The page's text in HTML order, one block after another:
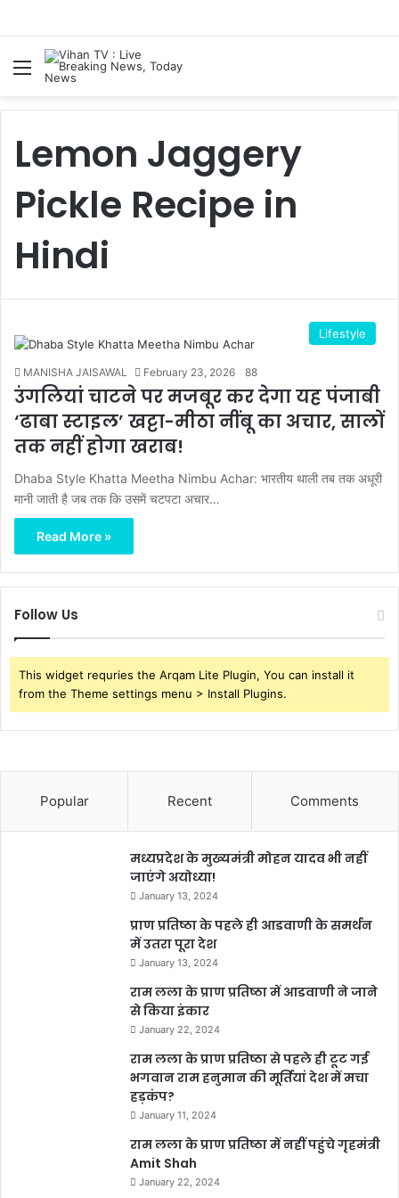
Menu
Lemon Jaggery
Pickle Recipe in
Hindi
Lifestyle
MANISHA JAISAWAL February 23, 2026 88
उंगलियां चाटने पर मजबूर कर देगा यह पंजाबी
‘ढाबा स्टाइल’ खट्टा-मीठा नींबू का अचार, सालों
तक नहीं होगा खराब!
Dhaba Style Khatta Meetha Nimbu Achar: भारतीय थाली तब तक अधूरी
मानी जाती है जब तक कि उसमें चटपटा अचार…
Read More »
Follow Us
This widget requries the Arqam Lite Plugin, You can install it
from the Theme settings menu > Install Plugins.
Popular Recent Comments
मध्यप्रदेश के मुख्यमंत्री मोहन यादव भी नहीं
जाएंगे अयोध्या!
January 13, 2024
प्राण प्रतिष्ठा के पहले ही आडवाणी के समर्थन
में उतरा पूरा देश
January 13, 2024
राम लला के प्राण प्रतिष्ठा में आडवाणी ने जाने
से किया इंकार
January 22, 2024
राम लला के प्राण प्रतिष्ठा से पहले ही टूट गई
भगवान राम हनुमान की मूर्तियां देश में मचा
हड़कंप?
January 11, 2024
राम लला के प्राण प्रतिष्ठा में नहीं पहुंचे गृहमंत्री
Amit Shah
January 22, 2024